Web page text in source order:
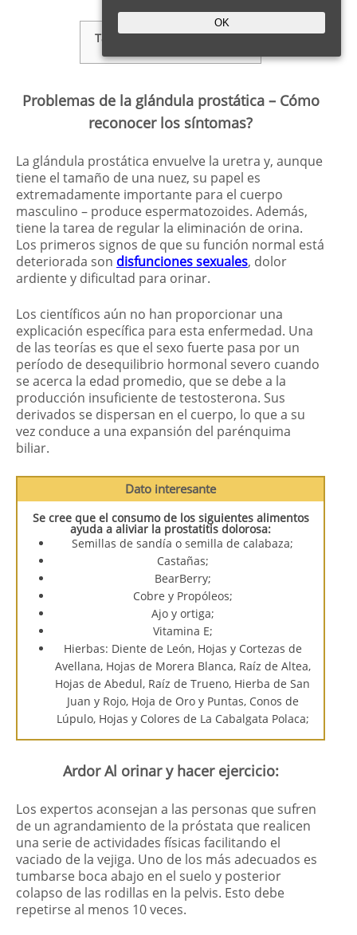
Tabla de Contenidos
Problemas de la glándula prostática – Cómo
reconocer los síntomas?
La glándula prostática envuelve la uretra y, aunque
tiene el tamaño de una nuez, su papel es
extremadamente importante para el cuerpo
masculino – produce espermatozoides. Además,
tiene la tarea de regular la eliminación de orina.
Los primeros signos de que su función normal está
deteriorada son disfunciones sexuales, dolor
ardiente y dificultad para orinar.
Los científicos aún no han proporcionar una
explicación específica para esta enfermedad. Una
de las teorías es que el sexo fuerte pasa por un
período de desequilibrio hormonal severo cuando
se acerca la edad promedio, que se debe a la
producción insuficiente de testosterona. Sus
derivados se dispersan en el cuerpo, lo que a su
vez conduce a una expansión del parénquima
biliar.
Dato interesante
Se cree que el consumo de los siguientes alimentos
ayuda a aliviar la prostatitis dolorosa:
Semillas de sandía o semilla de calabaza;
Castañas;
BearBerry;
Cobre y Propóleos;
Ajo y ortiga;
Vitamina E;
Hierbas: Diente de León, Hojas y Cortezas de
Avellana, Hojas de Morera Blanca, Raíz de Altea,
Hojas de Abedul, Raíz de Trueno, Hierba de San
Juan y Rojo, Hoja de Oro y Puntas, Conos de
Lúpulo, Hojas y Colores de La Cabalgata Polaca;
Ardor Al orinar y hacer ejercicio:
Los expertos aconsejan a las personas que sufren
de un agrandamiento de la próstata que realicen
una serie de actividades físicas facilitando el
vaciado de la vejiga. Uno de los más adecuados es
tumbarse boca abajo en el suelo y posterior
colapso de las rodillas en la pelvis. Esto debe
repetirse al menos 10 veces.
OK